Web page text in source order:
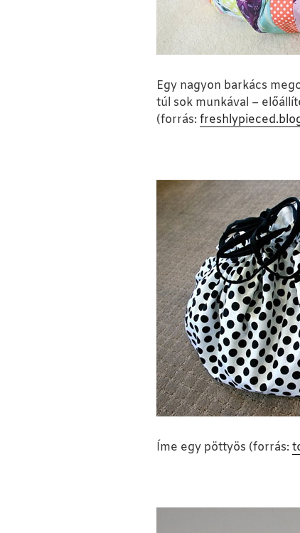
Egy nagyon barkács
túl sok munkával –
(forrás:
Íme egy pöttyös (forrás: